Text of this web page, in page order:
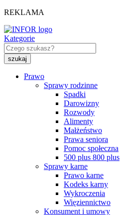
REKLAMA
Kategorie
Prawo
Sprawy rodzinne
Spadki
Darowizny
Rozwody
Alimenty
Małżeństwo
Prawa seniora
Pomoc społeczna
500 plus 800 plus
Sprawy karne
Prawo karne
Kodeks karny
Wykroczenia
Więziennictwo
Konsument i umowy